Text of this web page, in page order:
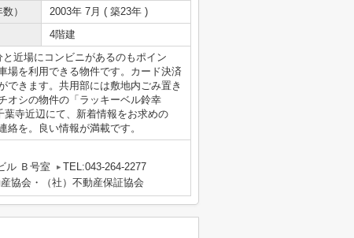
）
2003年 7月 ( 築23年 )
4階建
近場にコンビニがあるのもポイン
場を利用できる物件です。カード決済
できます。共用部には敷地内ごみ置き
オシの物件の「ラッキーベル鈴幸
寺近辺にて、新着情報をお求めの
を。良い情報が満載です。
ル Ｂ号室
TEL:043-264-2277
産協会・（社）不動産保証協会